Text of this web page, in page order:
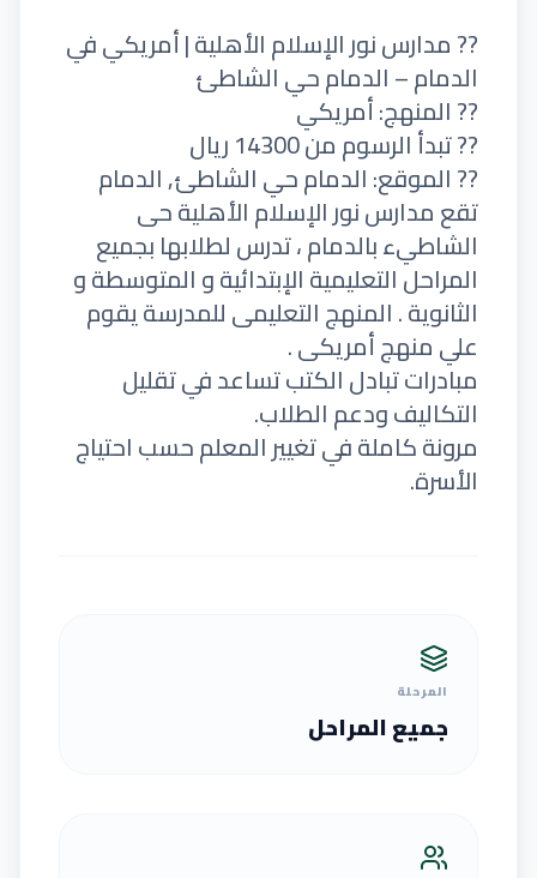
?? مدارس نور الإسلام الأهلية | أمريكي في
الدمام – الدمام حي الشاطئ
?? المنهج: أمريكي
?? تبدأ الرسوم من 14300 ريال
?? الموقع: الدمام حي الشاطئ, الدمام
تقع مدارس نور الإسلام الأهلية حى
الشاطيء بالدمام ، تدرس لطلابها بجميع
المراحل التعليمية الإبتدائية و المتوسطة و
الثانوية . المنهج التعليمى للمدرسة يقوم
علي منهج أمريكى .
مبادرات تبادل الكتب تساعد في تقليل
التكاليف ودعم الطلاب.
مرونة كاملة في تغيير المعلم حسب احتياج
الأسرة.
المرحلة
جميع المراحل